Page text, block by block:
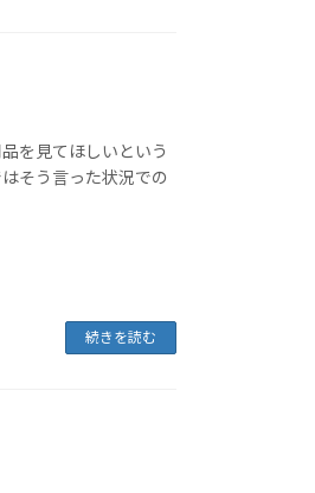
を見てほしいという
そう言った状況での
続きを読む